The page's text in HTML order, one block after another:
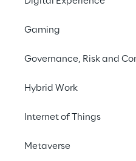
Gaming
Governance, Risk and
Hybrid Work
Internet of Things
Metaverse
Creare un
ordini da
agenti,
gestione